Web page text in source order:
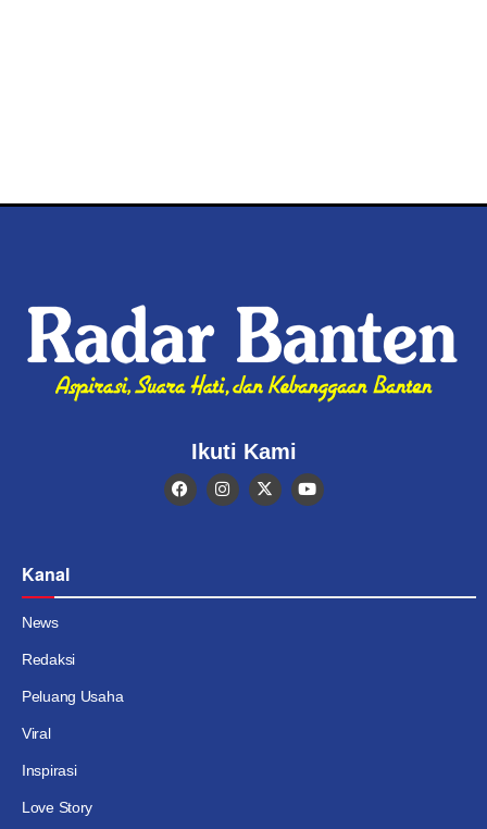
Ikuti Kami
Kanal
News
Redaksi
Peluang Usaha
Viral
Inspirasi
Love Story